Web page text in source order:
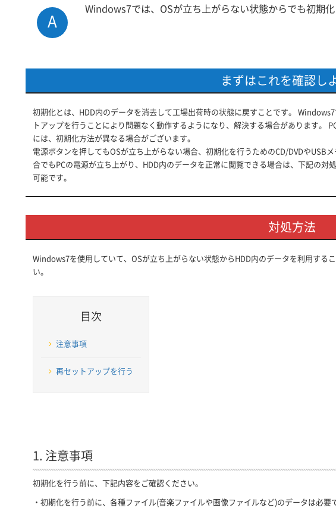
A
Windows7では、OSが立ち上がらない状態からでも初期化
まずはこれを確認し
初期化とは、HDD内のデータを消去して工場出荷時の状態に戻すことです。
トアップを行うことにより問題なく動作するようになり、解決する場合があります。
には、初期化方法が異なる場合がございます。
電源ボタンを押してもOSが立ち上がらない場合、初期化を行うためのCD/DVDやUSB
合でもPCの電源が立ち上がり、HDD内のデータを正常に閲覧できる場合は、下記の
可能です。
対処方法
Windows7を使用していて、OSが立ち上がらない状態からHDD内のデータを利用する
い。
目次
注意事項
再セットアップを行う
1. 注意事項
初期化を行う前に、下記内容をご確認ください。
・初期化を行う前に、各種ファイル(音楽ファイルや画像ファイルなど)のデータは必要